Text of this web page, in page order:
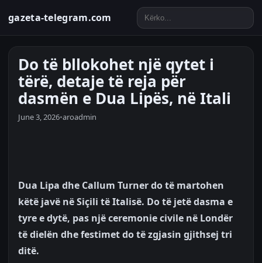
gazeta-telegram.com
Do të bllokohet një qytet i
tërë, detaje të reja për
dasmën e Dua Lipës, në Itali
June 3, 2026•aroadmin
Dua Lipa dhe Callum Turner do të martohen
këtë javë në Siçili të Italisë. Do të jetë dasma e
tyre e dytë, pas një ceremonie civile në Londër
të dielën dhe festimet do të zgjasin gjithsej tri
ditë.